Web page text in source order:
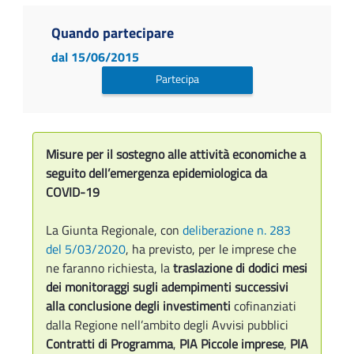
Quando partecipare
dal 15/06/2015
Partecipa
Misure per il sostegno alle attività economiche a
seguito dell’emergenza epidemiologica da
COVID-19
La Giunta Regionale, con deliberazione n. 283
del 5/03/2020, ha previsto, per le imprese che
ne faranno richiesta, latraslazione di dodici mesi
dei monitoraggi sugli adempimenti successivi
alla conclusione degli investimenti cofinanziati
dalla Regione nell’ambito degli Avvisi pubblici
Contratti di Programma, PIA Piccole imprese, PIA